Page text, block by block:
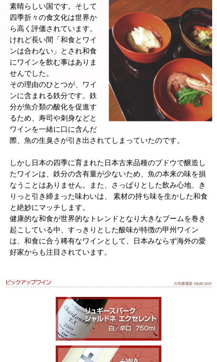
素晴らしい国です。そして
四季折々の食文化は世界か
ら高く評価されています。
けれど長い間「和食とワイ
ンは合わない」とされ和食
にワインを飲む事はありま
せんでした。
その理由のひとつが、ワイ
ンに含まれる鉄分です。鉄
分が魚介類の酸化を促進す
るため、寿司や刺身などと
ワインを一緒に口に含んだ
際、魚の生臭さが引き出されてしまっていたのです。
しかし日本の四季に育まれた日本古来品種のブドウで醸造し
たワインは、鉄分の含有量が少ないため、魚の本来の味を損
なうことはありません。また、さっぱりとした飲み心地、き
りっと引き締まった味わいは、 素材の持ち味を生かした和食
と絶妙にマッチします。
健康的な和食が世界的なトレンドとなり大きなブームを巻き
起こしている中、すっきりとした酸味が特徴の甲州ワイン
は、和食に合う稀有なワインとして、日本みならず海外の愛
好家からも注目されています。